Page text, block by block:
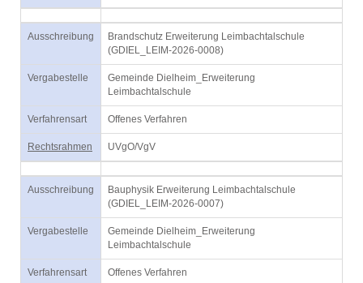
Ausschreibung
Brandschutz Erweiterung Leimbachtalschule
(GDIEL_LEIM-2026-0008)
Vergabestelle
Gemeinde Dielheim_Erweiterung
Leimbachtalschule
Verfahrensart Offenes Verfahren
Rechtsrahmen UVgO/VgV
Ausschreibung
Bauphysik Erweiterung Leimbachtalschule
(GDIEL_LEIM-2026-0007)
Vergabestelle
Gemeinde Dielheim_Erweiterung
Leimbachtalschule
Verfahrensart Offenes Verfahren